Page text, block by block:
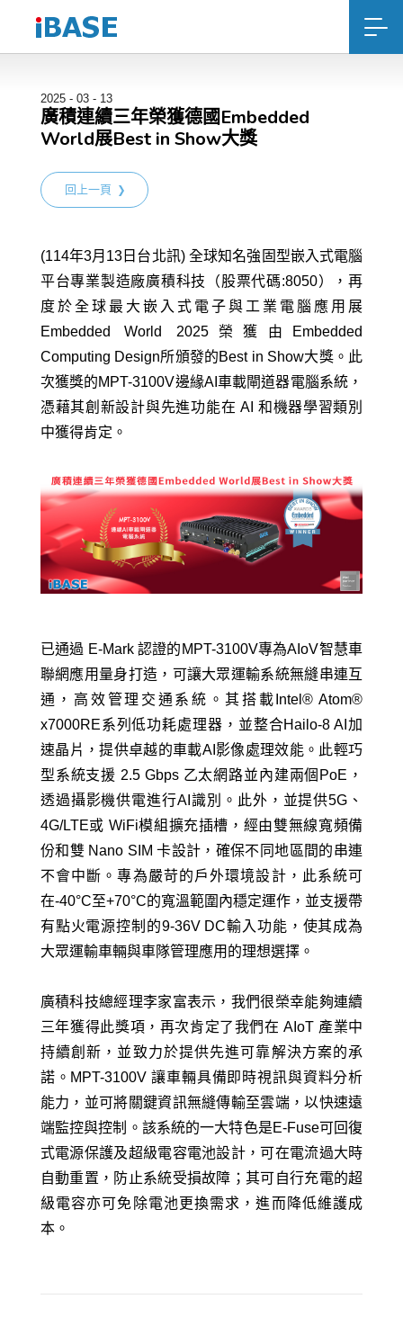
2025 - 03 - 13
廣積連續三年榮獲德國Embedded
World展Best in Show大獎
回上一頁
(114年3月13日台北訊) 全球知名強固型嵌入式電腦
平台專業製造廠廣積科技（股票代碼:8050），再
度於全球最大嵌入式電子與工業電腦應用展
Embedded World 2025榮獲由Embedded
Computing Design所頒發的Best in Show大獎。此
次獲獎的MPT-3100V邊緣AI車載閘道器電腦系統，
憑藉其創新設計與先進功能在 AI 和機器學習類別
中獲得肯定。
已通過 E-Mark 認證的MPT-3100V專為AIoV智慧車
聯網應用量身打造，可讓大眾運輸系統無縫串連互
通，高效管理交通系統。其搭載Intel® Atom®
x7000RE系列低功耗處理器，並整合Hailo-8 AI加
速晶片，提供卓越的車載AI影像處理效能。此輕巧
型系統支援 2.5 Gbps 乙太網路並內建兩個PoE，
透過攝影機供電進行AI識別。此外，並提供5G、
4G/LTE或 WiFi模組擴充插槽，經由雙無線寬頻備
份和雙 Nano SIM 卡設計，確保不同地區間的串連
不會中斷。專為嚴苛的戶外環境設計，此系統可
在-40°C至+70°C的寬溫範圍內穩定運作，並支援帶
有點火電源控制的9-36V DC輸入功能，使其成為
大眾運輸車輛與車隊管理應用的理想選擇。
廣積科技總經理李家富表示，我們很榮幸能夠連續
三年獲得此獎項，再次肯定了我們在 AIoT 產業中
持續創新，並致力於提供先進可靠解決方案的承
諾。MPT-3100V 讓車輛具備即時視訊與資料分析
能力，並可將關鍵資訊無縫傳輸至雲端，以快速遠
端監控與控制。該系統的一大特色是E-Fuse可回復
式電源保護及超級電容電池設計，可在電流過大時
自動重置，防止系統受損故障；其可自行充電的超
級電容亦可免除電池更換需求，進而降低維護成
本。